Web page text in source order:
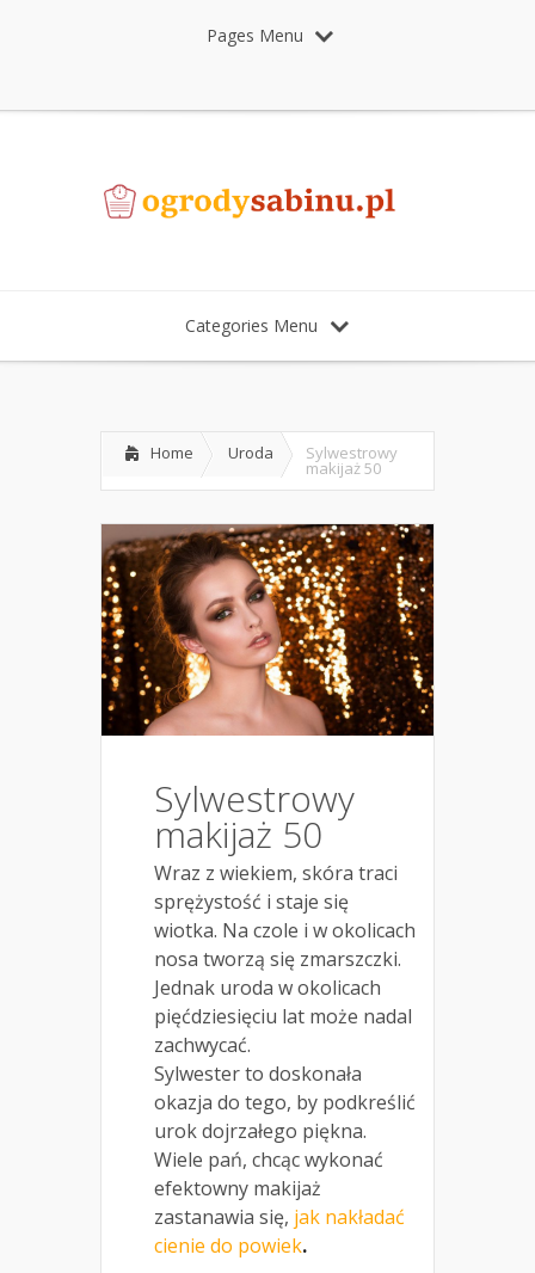
Pages Menu
Categories Menu
Home Uroda Sylwestrowy
makijaż 50
Sylwestrowy
makijaż 50
Wraz z wiekiem, skóra traci
sprężystość i staje się
wiotka. Na czole i w okolicach
nosa tworzą się zmarszczki.
Jednak uroda w okolicach
pięćdziesięciu lat może nadal
zachwycać.
Sylwester to doskonała
okazja do tego, by podkreślić
urok dojrzałego piękna.
Wiele pań, chcąc wykonać
efektowny makijaż
zastanawia się, jak nakładać
cienie do powiek.